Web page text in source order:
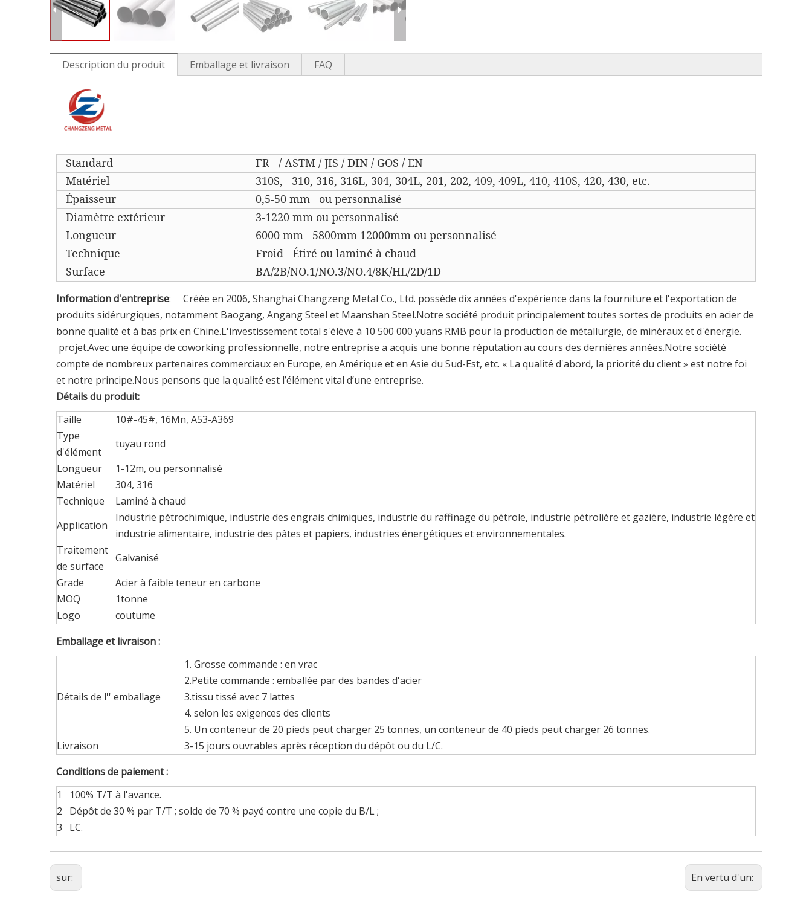
Description du produit Emballage et livraison FAQ
Standard
FR / ASTM / JIS / DIN / GOS / EN
Matériel
310S, 310, 316, 316L, 304, 304L, 201, 202, 409, 409L, 410, 410S, 420, 430, etc.
Épaisseur
0,5-50 mm ou personnalisé
Diamètre extérieur
3-1220 mm ou personnalisé
Longueur
6000 mm 5800mm 12000mm ou personnalisé
Technique
Froid Étiré ou laminé à chaud
Surface
BA/2B/NO.1/NO.3/NO.4/8K/HL/2D/1D
Information d'entreprise: Créée en 2006, Shanghai Changzeng Metal Co., Ltd. possède dix années d'expérience dans la fourniture et l'exportation de
produits sidérurgiques, notamment Baogang, Angang Steel et Maanshan Steel.Notre société produit principalement toutes sortes de produits en acier de
bonne qualité et à bas prix en Chine.L'investissement total s'élève à 10 500 000 yuans RMB pour la production de métallurgie, de minéraux et d'énergie.
projet.Avec une équipe de coworking professionnelle, notre entreprise a acquis une bonne réputation au cours des dernières années.Notre société
compte de nombreux partenaires commerciaux en Europe, en Amérique et en Asie du Sud-Est, etc. « La qualité d'abord, la priorité du client » est notre foi
et notre principe.Nous pensons que la qualité est l’élément vital d’une entreprise.
Détails du produit:
Taille
10#-45#, 16Mn, A53-A369
Type
d'élément
tuyau rond
Longueur
1-12m, ou personnalisé
Matériel
304, 316
Technique
Laminé à chaud
Application
Industrie pétrochimique, industrie des engrais chimiques, industrie du raffinage du pétrole, industrie pétrolière et gazière, industrie légère et
industrie alimentaire, industrie des pâtes et papiers, industries énergétiques et environnementales.
Traitement
de surface
Galvanisé
Grade
Acier à faible teneur en carbone
MOQ
1tonne
Logo
coutume
Emballage et livraison :
Détails de l'' emballage
1. Grosse commande : en vrac
2.Petite commande : emballée par des bandes d'acier
3.tissu tissé avec 7 lattes
4. selon les exigences des clients
5. Un conteneur de 20 pieds peut charger 25 tonnes, un conteneur de 40 pieds peut charger 26 tonnes.
Livraison
3-15 jours ouvrables après réception du dépôt ou du L/C.
Conditions de paiement :
1
100% T/T à l'avance.
2
Dépôt de 30 % par T/T ; solde de 70 % payé contre une copie du B/L ;
3
LC.
sur: En vertu d'un: